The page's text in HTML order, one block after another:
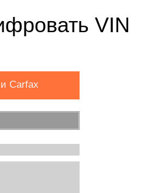
VIN
Carfax